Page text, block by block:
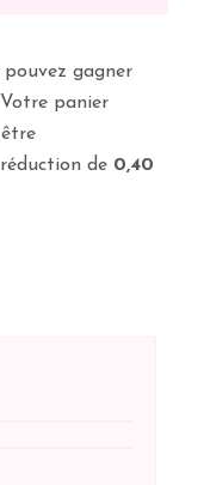
gagner
panier
de 0,40